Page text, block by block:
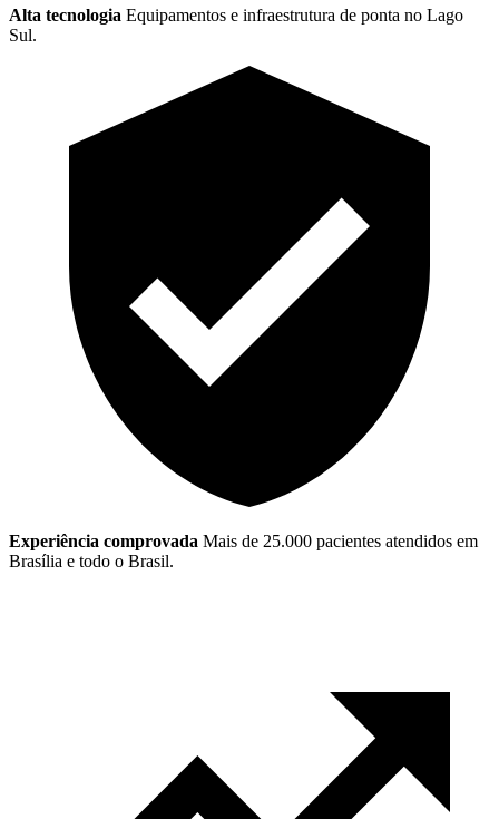
Alta tecnologia Equipamentos e infraestrutura de ponta no Lago
Sul.
Experiência comprovada Mais de 25.000 pacientes atendidos em
Brasília e todo o Brasil.